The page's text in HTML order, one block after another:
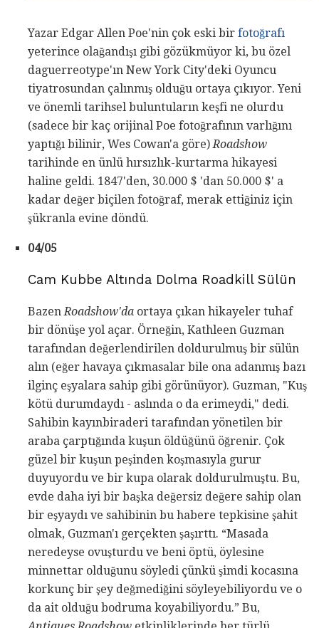
Yazar Edgar Allen Poe'nin çok eski bir fotoğrafı
yeterince olağandışı gibi gözükmüyor ki, bu özel
daguerreotype'ın New York City'deki Oyuncu
tiyatrosundan çalınmış olduğu ortaya çıkıyor. Yeni
ve önemli tarihsel buluntuların keşfi ne olurdu
(sadece bir kaç orijinal Poe fotoğrafının varlığını
yaptığı bilinir, Wes Cowan'a göre) Roadshow
tarihinde en ünlü hırsızlık-kurtarma hikayesi
haline geldi. 1847'den, 30.000 $ 'dan 50.000 $' a
kadar değer biçilen fotoğraf, merak ettiğiniz için
şükranla evine döndü.
04/05
Cam Kubbe Altında Dolma Roadkill Sülün
BazenRoadshow'da ortaya çıkan hikayeler tuhaf
bir dönüşe yol açar. Örneğin, Kathleen Guzman
tarafından değerlendirilen doldurulmuş bir sülün
alın (eğer havaya çıkmasalar bile ona adanmış bazı
ilginç eşyalara sahip gibi görünüyor). Guzman, "Kuş
kötü durumdaydı - aslında o da erimeydi," dedi.
Sahibin kayınbiraderi tarafından yönetilen bir
araba çarptığında kuşun öldüğünü öğrenir. Çok
güzel bir kuşun peşinden koşmasıyla gurur
duyuyordu ve bir kupa olarak doldurulmuştu. Bu,
evde daha iyi bir başka değersiz değere sahip olan
bir eşyaydı ve sahibinin bu habere tepkisine şahit
olmak, Guzman'ı gerçekten şaşırttı. “Masada
neredeyse ovuşturdu ve beni öptü, öylesine
minnettar olduğunu söyledi çünkü şimdi kocasına
korkunç bir şey değmediğini söyleyebiliyordu ve o
da ait olduğu bodruma koyabiliyordu.” Bu,